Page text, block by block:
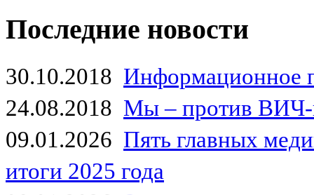
Последние новости
30.10.2018 Информационное
24.08.2018 Мы – против
09.01.2026 Пять главных
итоги 2025 года